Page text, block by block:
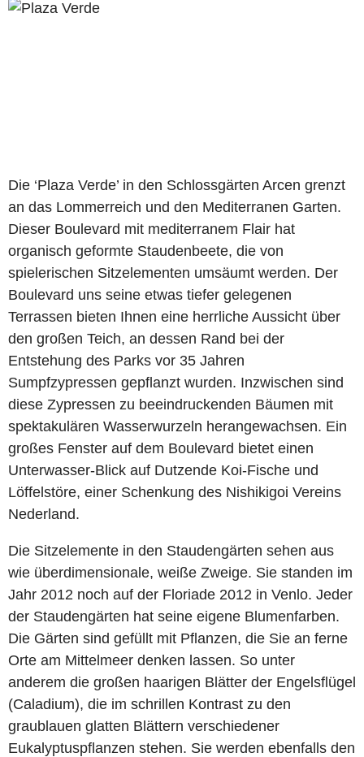
Die ‘Plaza Verde’ in den Schlossgärten Arcen grenzt
an das Lommerreich und den Mediterranen Garten.
Dieser Boulevard mit mediterranem Flair hat
organisch geformte Staudenbeete, die von
spielerischen Sitzelementen umsäumt werden. Der
Boulevard uns seine etwas tiefer gelegenen
Terrassen bieten Ihnen eine herrliche Aussicht über
den großen Teich, an dessen Rand bei der
Entstehung des Parks vor 35 Jahren
Sumpfzypressen gepflanzt wurden. Inzwischen sind
diese Zypressen zu beeindruckenden Bäumen mit
spektakulären Wasserwurzeln herangewachsen. Ein
großes Fenster auf dem Boulevard bietet einen
Unterwasser-Blick auf Dutzende Koi-Fische und
Löffelstöre, einer Schenkung des Nishikigoi Vereins
Nederland.
Die Sitzelemente in den Staudengärten sehen aus
wie überdimensionale, weiße Zweige. Sie standen im
Jahr 2012 noch auf der Floriade 2012 in Venlo. Jeder
der Staudengärten hat seine eigene Blumenfarben.
Die Gärten sind gefüllt mit Pflanzen, die Sie an ferne
Orte am Mittelmeer denken lassen. So unter
anderem die großen haarigen Blätter der Engelsflügel
(Caladium), die im schrillen Kontrast zu den
graublauen glatten Blättern verschiedener
Eukalyptuspflanzen stehen. Sie werden ebenfalls den